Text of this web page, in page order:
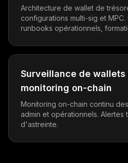
Architecture de wallet de
configurations multi-sig et MPC.
runbooks opérationnels,
Surveillance de
monitoring on-chain
Monitoring on-chain continu
admin et opérationnels. Alertes
d'astreinte.